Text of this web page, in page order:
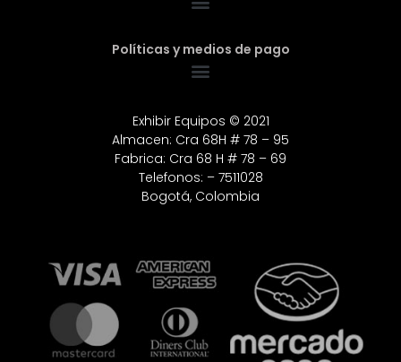
Políticas y medios de pago
Exhibir Equipos © 2021
Almacen: Cra 68H # 78 – 95
Fabrica: Cra 68 H # 78 – 69
Telefonos: – 7511028
Bogotá, Colombia